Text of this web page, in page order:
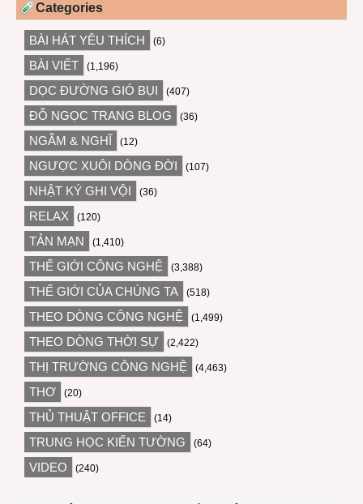
Categories
BÀI HÁT YÊU THÍCH (6)
BÀI VIẾT (1,196)
DỌC ĐƯỜNG GIÓ BỤI (407)
ĐỖ NGỌC TRANG BLOG (36)
NGẪM & NGHĨ (12)
NGƯỢC XUÔI DÒNG ĐỜI (107)
NHẬT KÝ GHI VỘI (36)
RELAX (120)
TẢN MẠN (1,410)
THẾ GIỚI CÔNG NGHỆ (3,388)
THẾ GIỚI CỦA CHÚNG TA (518)
THEO DÒNG CÔNG NGHỆ (1,499)
THEO DÒNG THỜI SỰ (2,422)
THỊ TRƯỜNG CÔNG NGHỆ (4,463)
THƠ (20)
THỦ THUẬT OFFICE (14)
TRUNG HỌC KIẾN TƯỜNG (64)
VIDEO (240)